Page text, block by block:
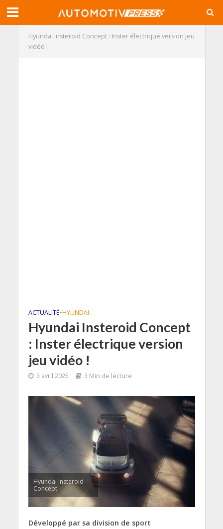
Hyundai Insteroid Concept : Inster électrique version jeu
vidéo !
ACTUALITÉ•HYUNDAI
Hyundai Insteroid Concept
: Inster électrique version
jeu vidéo !
3 avril 2025 3 Min de lecture
Hyundai Insteroid
Concept
Développé par sa division de sport